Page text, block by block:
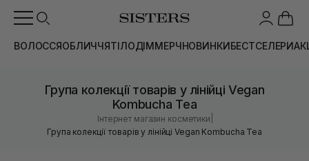
ВОЛОССЯОБЛИЧЧЯТІЛОДІММЕРЧНОВИНКИБЕСТСЕЛЕРИ
Група колекції товарів у лінійці Vegan
Kombucha Tea
Інтернет магазин косметики
Група колекції товарів у лінійці Vegan Kombucha Tea